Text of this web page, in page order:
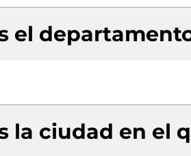
el
la ciudad en el